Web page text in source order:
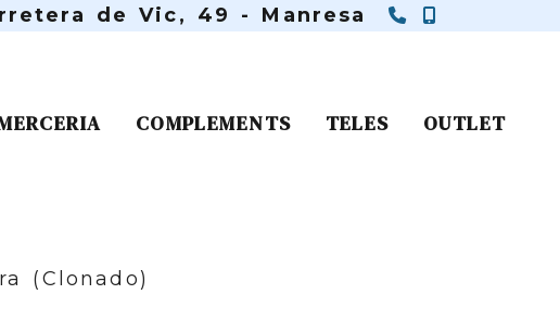
de Vic, 49 - Manresa 938 75 73
COMPLEMENTS TELES OUTLET
(Clonado)